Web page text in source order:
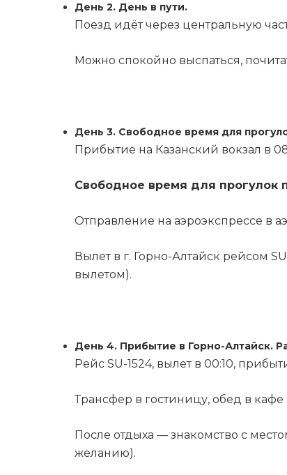
День 2. День в пути.
Поезд идёт через центральную
Можно спокойно выспаться,
День 3. Свободное время для
Прибытие на Казанский вокзал в
Свободное время для прогулок
Отправление на аэроэкспрессе в
Вылет в г. Горно-Алтайск рейсом
вылетом).
День 4. Прибытие в Горно-Алтайск.
Рейс SU-1524, вылет в 00:10,
Трансфер в гостиницу, обед в кафе
После отдыха — знакомство с
желанию).